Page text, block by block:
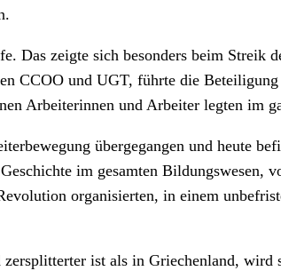
Das zeigte sich besonders beim
CCOO und UGT, führte die
Arbeiterinnen und Arbeiter legten im
übergegangen und heute
im gesamten
organisierten, in einem
ist als in Griechenland, wird